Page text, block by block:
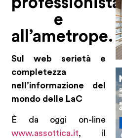
e
all’ametrope.
Sul web serietà e
completezza
nell’informazione del
mondo delle LaC
È da oggi on-line
www.assottica.it, il